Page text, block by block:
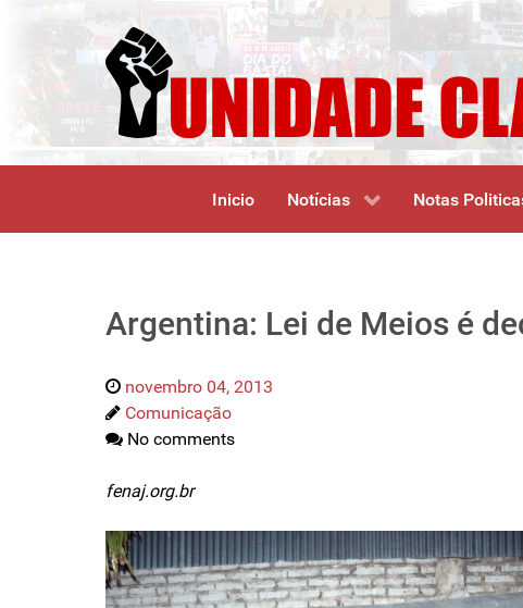
Inicio Notícias Notas
Argentina: Lei de Meios é
novembro 04, 2013
Comunicação
No comments
fenaj.org.br